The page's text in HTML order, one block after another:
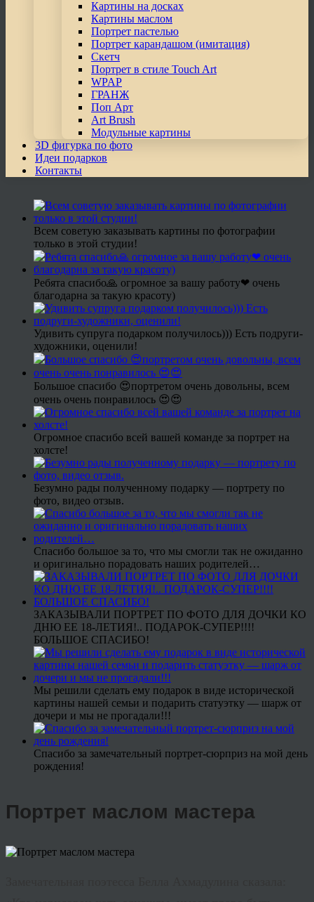
Картины на досках
Картины маслом
Портрет пастелью
Портрет карандашом (имитация)
Скетч
Портрет в стиле Touch Art
WPAP
ГРАНЖ
Поп Арт
Art Brush
Модульные картины
3D фигурка по фото
Идеи подарков
Контакты
Всем советую заказывать картины по фотографии
только в этой студии!
Ребята спасибо🙏 огромное за вашу работу❤ очень
благодарна за такую красоту)
Удивить супруга подарком получилось))) Есть подруги-
художники, оценили!
Большое спасибо 😍портретом очень довольны, всем
очень очень понравилось 😍😍
Огромное спасибо всей вашей команде за портрет на
холсте!
Безумно рады полученному подарку — портрету по
фото, видео отзыв.
Спасибо большое за то, что мы смогли так не ожиданно
и оригинально порадовать наших родителей…
ЗАКАЗЫВАЛИ ПОРТРЕТ ПО ФОТО ДЛЯ ДОЧКИ КО
ДНЮ ЕЕ 18-ЛЕТИЯ!.. ПОДАРОК-СУПЕР!!!!
БОЛЬШОЕ СПАСИБО!
Мы решили сделать ему подарок в виде исторической
картины нашей семьи и подарить статуэтку — шарж от
дочери и мы не прогадали!!!
Спасибо за замечательный портрет-сюрприз на мой день
рождения!
Портрет маслом мастера